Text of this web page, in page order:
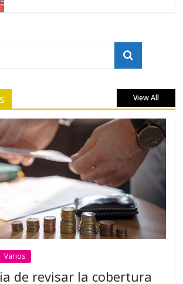
View All
Varios
de revisar la cobertura